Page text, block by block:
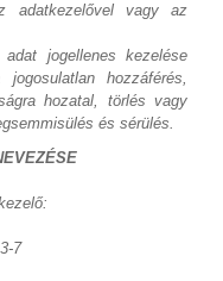
adatkezelővel vagy az
jogellenes kezelése
hozzáférés,
hozatal, törlés vagy
és sérülés.
7